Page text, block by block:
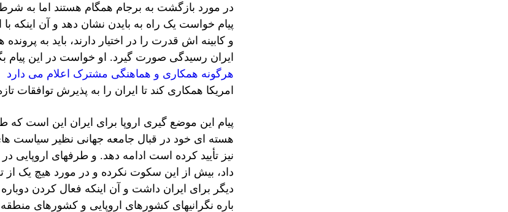
در مورد بازگشت به برجام همگام هستند اما به
پیام خواست یک راه به بایدن نشان دهد و آن اینکه
و کابینه اش قدرت را در اختیار دارند، باید به
ایران رسیدگی صورت گیرد. او خواست در این پیام
هرگونه همکاری و هماهنگی مشترک اعلام می دارد
امریکا همکاری کند تا ایران را به پذیرش توافقات
پیام این موضع گیری اروپا برای ایران این است که
هسته ای خود در قبال جامعه جهانی نظیر سیاست
نیز تأیید کرده است ادامه دهد. و طرفهای اروپایی
داد، بیش از این سکوت نکرده و در مورد هیچ یک از
دیگر برای ایران داشت و آن اینکه فعال کردن
باره نگرانیهای کشورهای اروپایی و کشورهای